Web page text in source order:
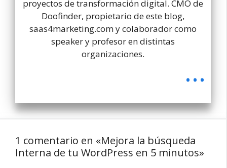
proyectos de transformación digital. CMO de
Doofinder, propietario de este blog,
saas4marketing.com y colaborador como
speaker y profesor en distintas
organizaciones.
...
1 comentario en «Mejora la búsqueda
Interna de tu WordPress en 5 minutos»